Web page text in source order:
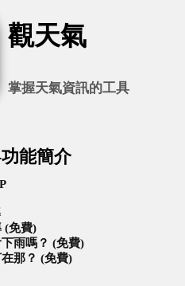
觀天氣
掌握天氣資訊的工具
能簡介
(免費)
雨嗎？ (免費)
那？ (免費)